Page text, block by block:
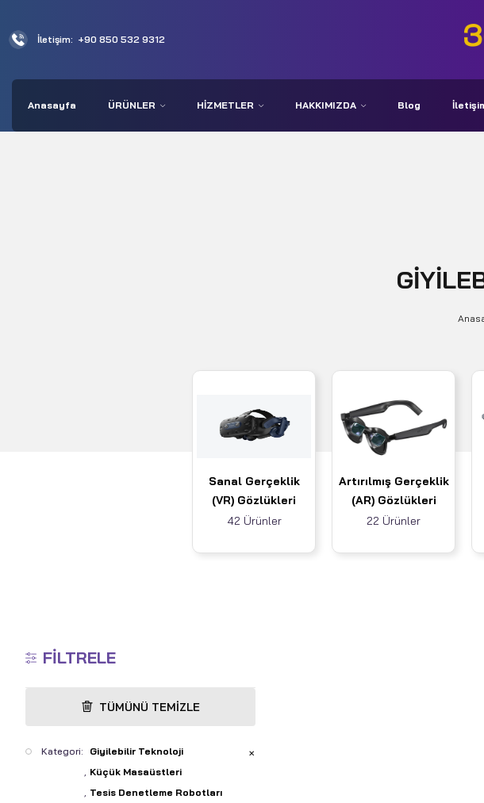
İletişim: +90 850 532 9312
Anasayfa ÜRÜNLER HIZMETLER HAKKIMIZDA Blog
Sanal Gerçeklik
(VR) Gözlükleri
42 Ürünler
Artırılmış Gerçeklik
(AR) Gözlükleri
22 Ürünler
FILTRELE
TÜMÜNÜ TEMIZLE
Kategori:
Giyilebilir Teknoloji
Küçük Masaüstleri
Tesis Denetleme Robotları
✕